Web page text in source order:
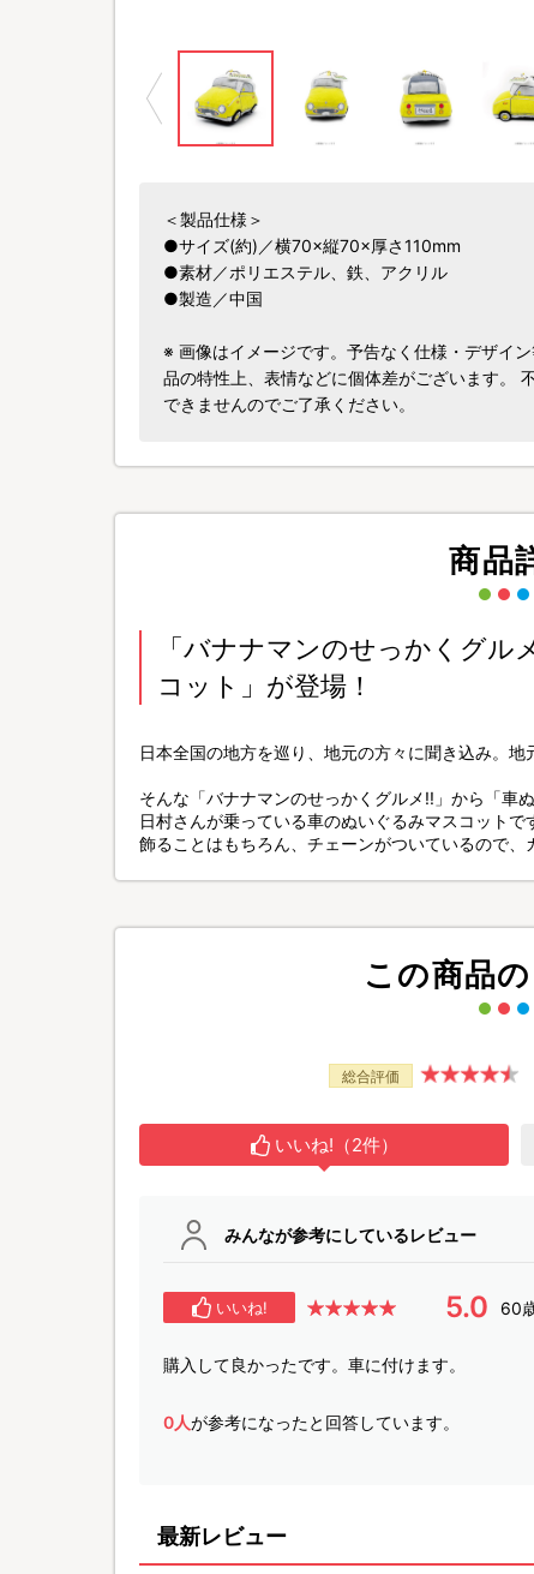
＜製品仕様＞
●サイズ(約)／横70×縦70×厚さ110mm
●素材／ポリエステル、鉄、アクリル
●製造／中国
※ 画像はイメージです。予告なく仕様・デザイ
品の特性上、表情などに個体差がございます。
できませんのでご了承ください。
商品
「バナナマンのせっかくグル
コット」が登場！
日本全国の地方を巡り、地元の方々に聞き込み。
そんな「バナナマンのせっかくグルメ!!」から「車
日村さんが乗っている車のぬいぐるみマスコットで
飾ることはもちろん、チェーンがついているので
この商品
総合評価
いいね!（2件）
みんなが参考にしているレビュー
いいね! 5.0 60
購入して良かったです。車に付けます。
0人が参考になったと回答しています。
最新レビュー